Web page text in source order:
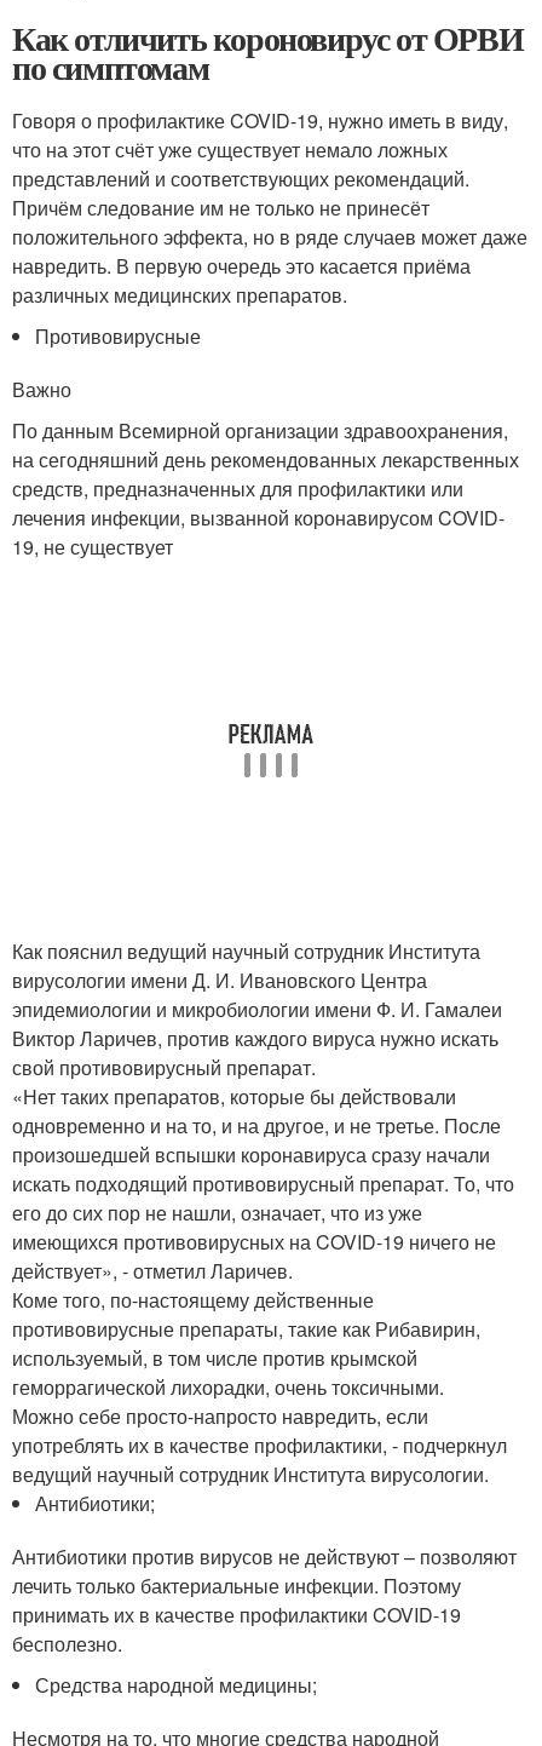
Как отличить короновирус от ОРВИ
по симптомам
Говоря о профилактике COVID-19, нужно иметь в виду,
что на этот счёт уже существует немало ложных
представлений и соответствующих рекомендаций.
Причём следование им не только не принесёт
положительного эффекта, но в ряде случаев может даже
навредить. В первую очередь это касается приёма
различных медицинских препаратов.
Противовирусные
Важно
По данным Всемирной организации здравоохранения,
на сегодняшний день рекомендованных лекарственных
средств, предназначенных для профилактики или
лечения инфекции, вызванной коронавирусом COVID-
19, не существует
Как пояснил ведущий научный сотрудник Института
вирусологии имени Д. И. Ивановского Центра
эпидемиологии и микробиологии имени Ф. И. Гамалеи
Виктор Ларичев, против каждого вируса нужно искать
свой противовирусный препарат.
«Нет таких препаратов, которые бы действовали
одновременно и на то, и на другое, и не третье. После
произошедшей вспышки коронавируса сразу начали
искать подходящий противовирусный препарат. То, что
его до сих пор не нашли, означает, что из уже
имеющихся противовирусных на COVID-19 ничего не
действует», - отметил Ларичев.
Коме того, по-настоящему действенные
противовирусные препараты, такие как Рибавирин,
используемый, в том числе против крымской
геморрагической лихорадки, очень токсичными.
Можно себе просто-напросто навредить, если
употреблять их в качестве профилактики, - подчеркнул
ведущий научный сотрудник Института вирусологии.
Антибиотики;
Антибиотики против вирусов не действуют – позволяют
лечить только бактериальные инфекции. Поэтому
принимать их в качестве профилактики COVID-19
бесполезно.
Средства народной медицины;
Несмотря на то, что многие средства народной